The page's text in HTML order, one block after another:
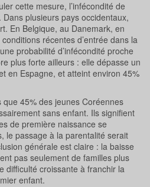
cette mesure, l’infécondité de
plusieurs pays occidentaux,
En Belgique, au Danemark, en
récentes d’entrée dans la
probabilité d’infécondité proche
plus forte ailleurs : elle dépasse un
en Espagne, et atteint environ 45%
45% des jeunes Coréennes
sans enfant. Ils signifient
de première naissance se
le passage à la parentalité serait
générale est claire : la baisse
pas seulement de familles plus
difficulté croissante à franchir la
enfant.